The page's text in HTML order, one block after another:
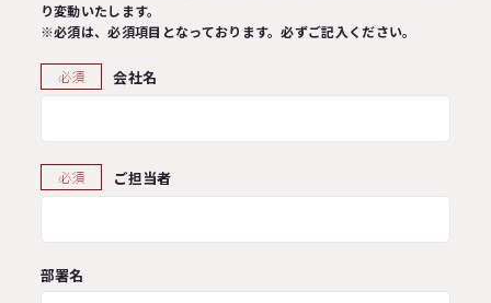
り変動いたします。
※必須は、必須項目となっております。必ずご記入ください。
会社名
必須
ご担当者
必須
部署名